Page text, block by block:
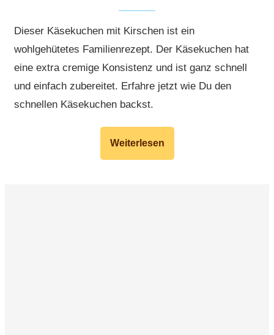
Dieser Käsekuchen mit Kirschen ist ein
wohlgehütetes Familienrezept. Der Käsekuchen hat
eine extra cremige Konsistenz und ist ganz schnell
und einfach zubereitet. Erfahre jetzt wie Du den
schnellen Käsekuchen backst.
Weiterlesen